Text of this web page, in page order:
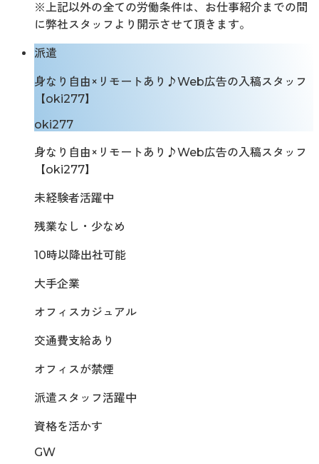
※上記以外の全ての労働条件は、お仕事紹介までの間
に弊社スタッフより開示させて頂きます。
派遣
身なり自由×リモートあり♪Web広告の入稿スタッフ
【oki277】
oki277
身なり自由×リモートあり♪Web広告の入稿スタッフ
【oki277】
未経験者活躍中
残業なし・少なめ
10時以降出社可能
大手企業
オフィスカジュアル
交通費支給あり
オフィスが禁煙
派遣スタッフ活躍中
資格を活かす
GW